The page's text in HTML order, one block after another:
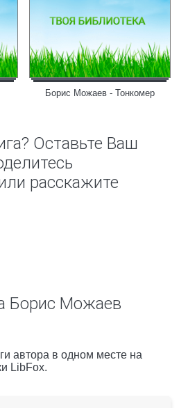
Борис Можаев - Тонкомер
Оставьте Ваш
расскажите
Борис Можаев
автора в одном месте на
LibFox.